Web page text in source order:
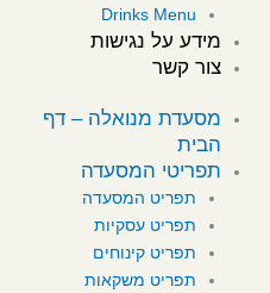
Drinks Menu
מידע על נגישות
צור קשר
מסעדת מנואלה – דף
הבית
תפריטי המסעדה
תפריט המסעדה
תפריט עסקיות
תפריט קינוחים
תפריט משקאות